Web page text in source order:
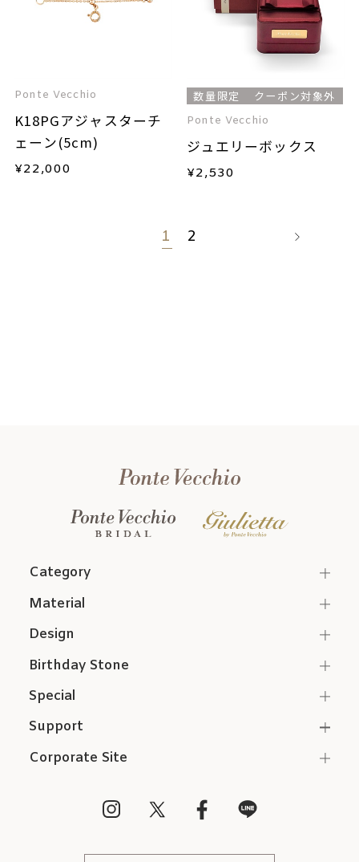
Ponte Vecchio
K18PGアジャスターチ
ェーン(5cm)
¥22,000
数量限定 クーポン対象外
Ponte Vecchio
ジュエリーボックス
¥2,530
1 2
Category
Support
Corporate Site
Material
Design
Birthday Stone
Special